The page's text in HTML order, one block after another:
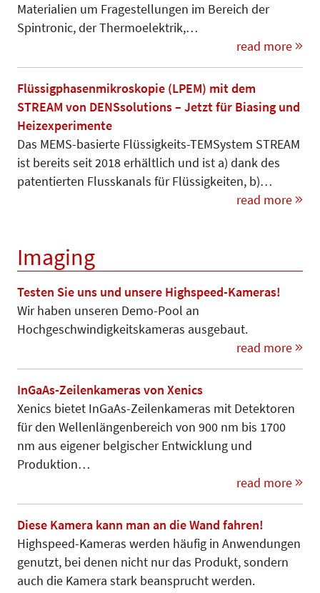
Materialien um Fragestellungen im Bereich der
Spintronic, der Thermoelektrik,…
read more
Flüssigphasenmikroskopie (LPEM) mit dem
STREAM von DENSsolutions – Jetzt für Biasing und
Heizexperimente
Das MEMS-basierte Flüssigkeits-TEMSystem STREAM
ist bereits seit 2018 erhältlich und ist a) dank des
patentierten Flusskanals für Flüssigkeiten, b)…
read more
Imaging
Testen Sie uns und unsere Highspeed-Kameras!
Wir haben unseren Demo-Pool an
Hochgeschwindigkeitskameras ausgebaut.
read more
InGaAs-Zeilenkameras von Xenics
Xenics bietet InGaAs-Zeilenkameras mit Detektoren
für den Wellenlängenbereich von 900 nm bis 1700
nm aus eigener belgischer Entwicklung und
Produktion…
read more
Diese Kamera kann man an die Wand fahren!
Highspeed-Kameras werden häufig in Anwendungen
genutzt, bei denen nicht nur das Produkt, sondern
auch die Kamera stark beansprucht werden.